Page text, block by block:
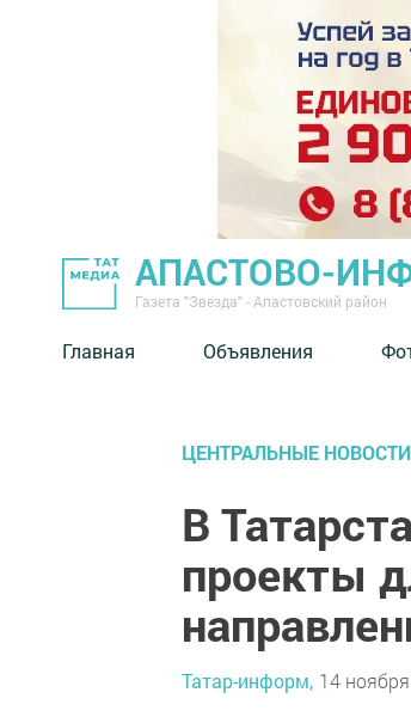
АПАСТОВО-
Газета "Звезда" - Апастовский район
Главная Объявления
ЦЕНТРАЛЬНЫЕ НОВОСТИ
В
проекты
Татар-информ, 14